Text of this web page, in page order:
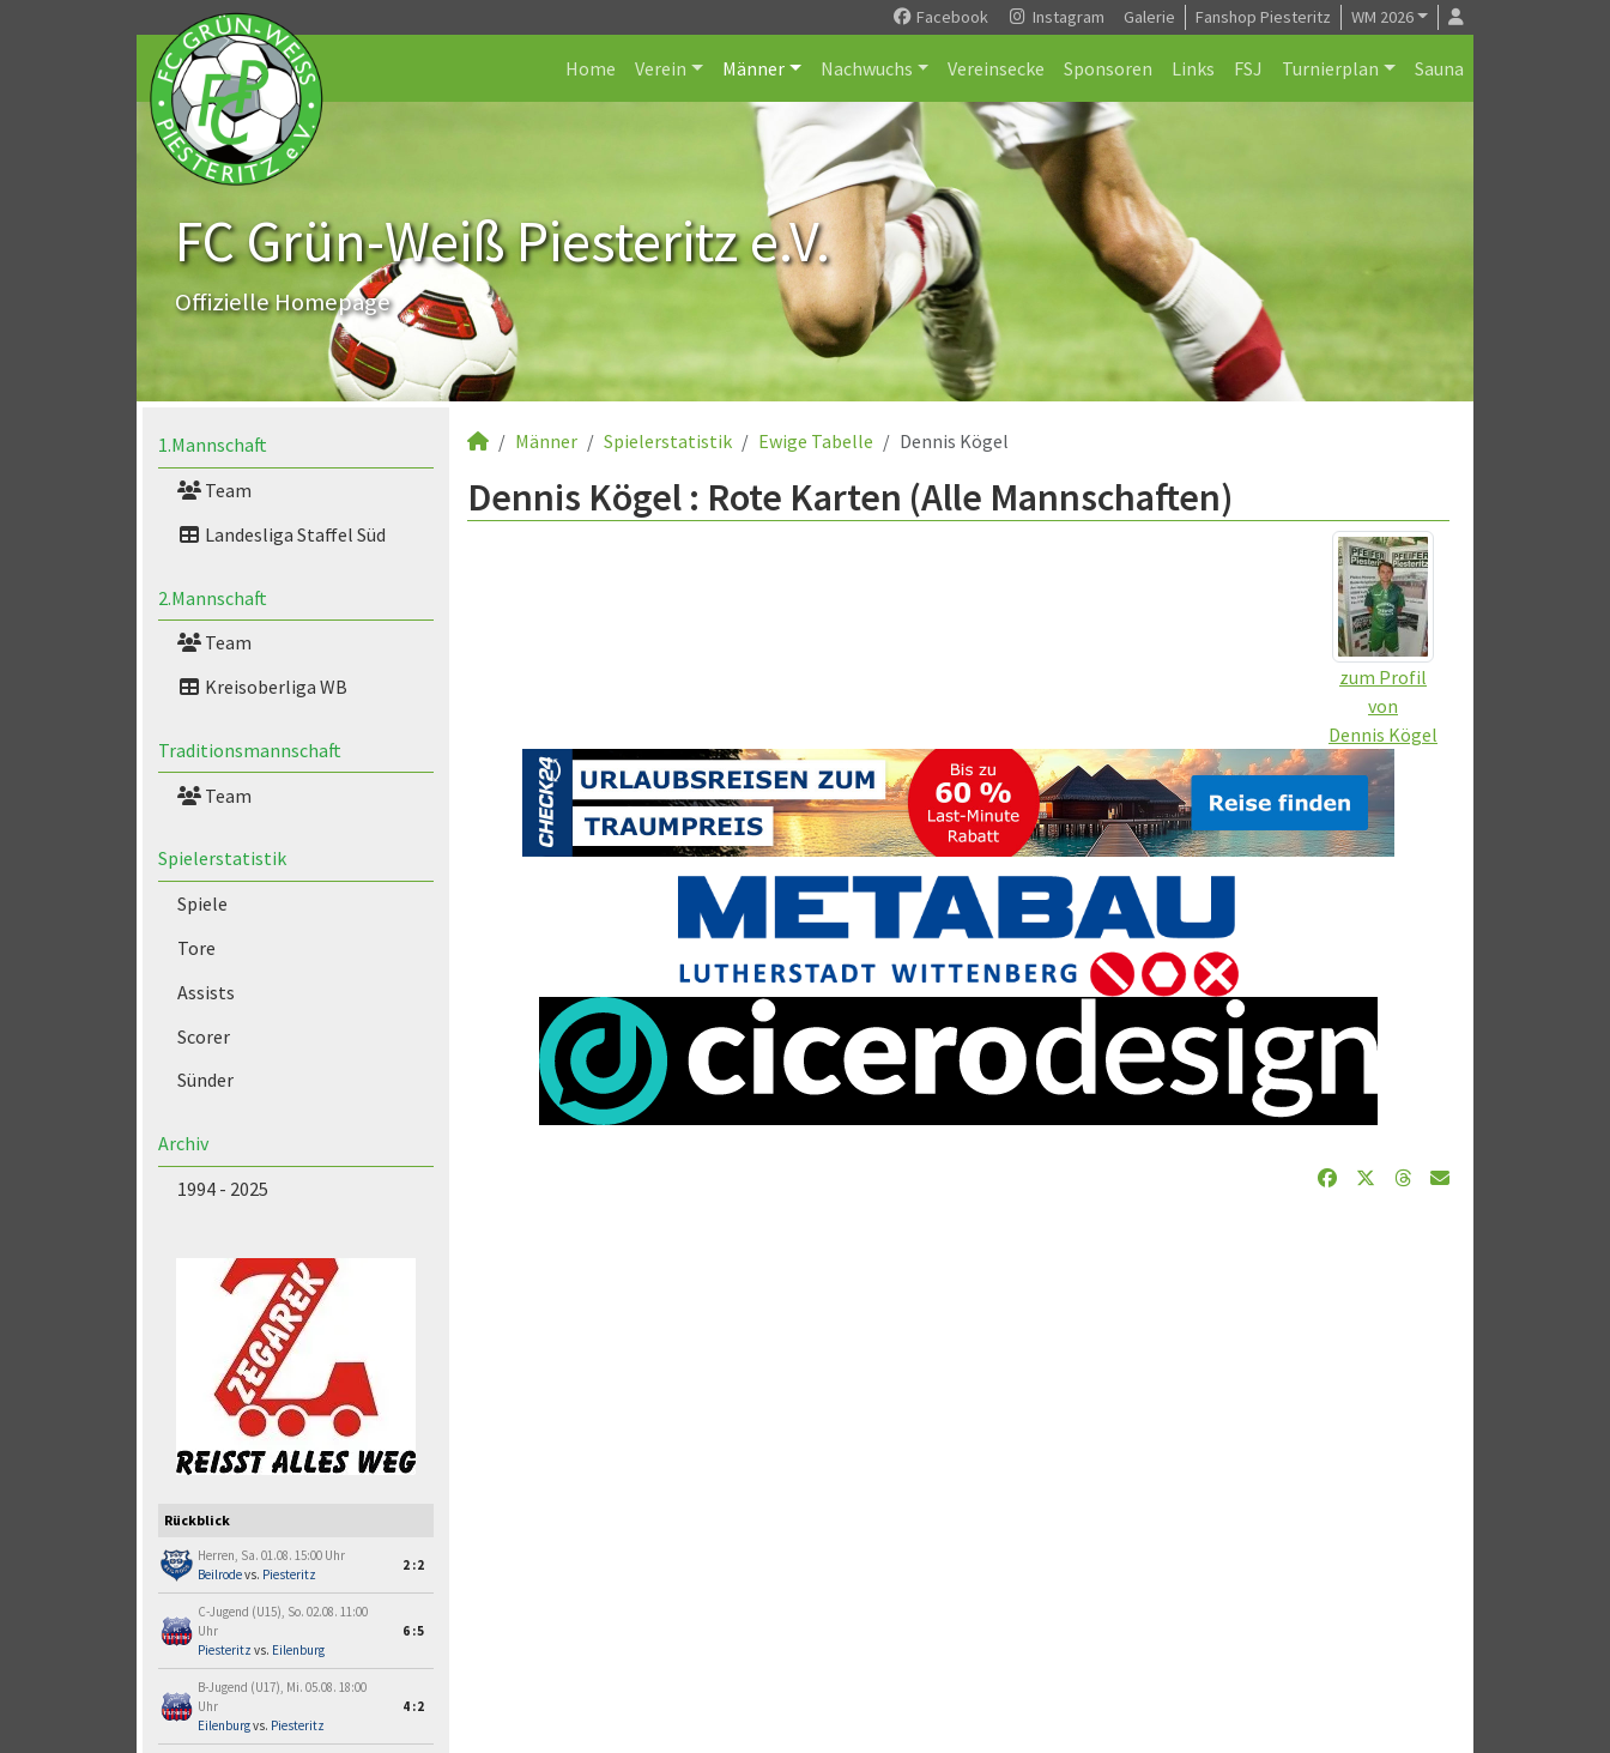
Facebook Instagram Galerie Fanshop Piesteritz WM 2026
Home Verein Männer Nachwuchs Vereinsecke Sponsoren Links FSJ Turnierplan Sauna
FC Grün-Weiß Piesteritz e.V.
Offizielle Homepage
1.Mannschaft
Team
Landesliga Staffel Süd
2.Mannschaft
Team
Kreisoberliga WB
Traditionsmannschaft
Team
Spielerstatistik
Spiele
Tore
Assists
Scorer
Sünder
Archiv
1994 - 2025
Rückblick
Herren, Sa. 01.08. 15:00 Uhr
Beilrodevs. Piesteritz
2:2
C-Jugend (U15), So. 02.08. 11:00
Uhr
Piesteritz vs. Eilenburg
6:5
B-Jugend (U17), Mi. 05.08. 18:00
Uhr
Eilenburgvs. Piesteritz
4:2
Männer Spielerstatistik Ewige Tabelle Dennis Kögel
Dennis Kögel : Rote Karten (Alle Mannschaften)
zum Profil
von
Dennis Kögel